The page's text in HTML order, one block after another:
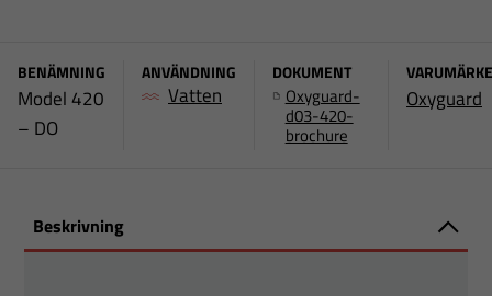
BENÄMNING
Model 420
– DO
ANVÄNDNING
Vatten
DOKUMENT
Oxyguard-
d03-420-
brochure
Oxyguard
Beskrivning